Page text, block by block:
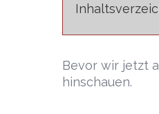
Bevor wir jetzt
hinschauen.